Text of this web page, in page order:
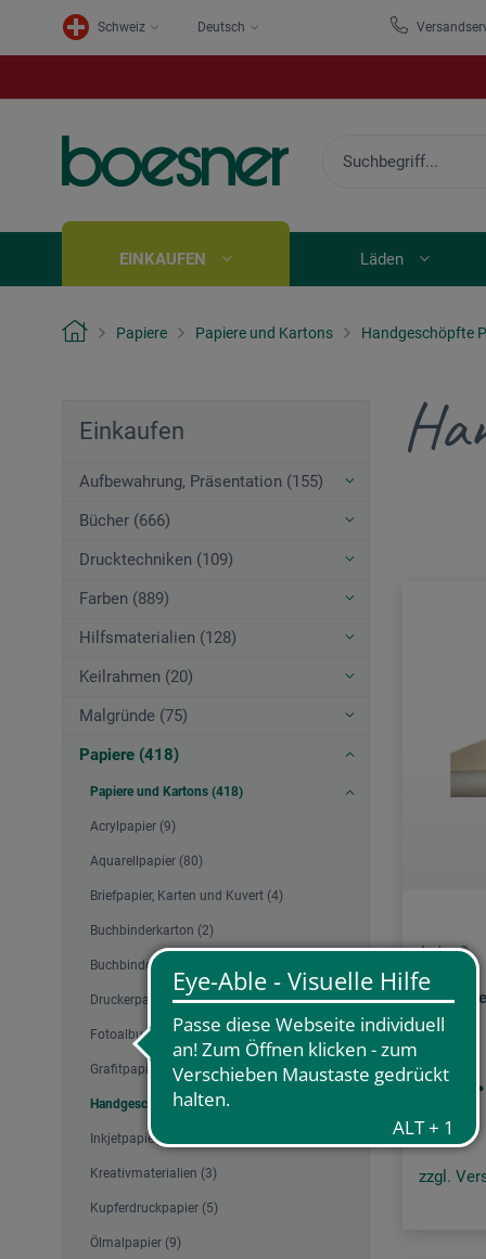
Schweiz Deutsch
EINKAUFEN Läden
Papiere Papiere und Kartons Handgeschöpfte
Einkaufen
Aufbewahrung, Präsentation (155)
Bücher (666)
Drucktechniken (109)
Farben (889)
Hilfsmaterialien (128)
Keilrahmen (20)
Malgründe (75)
Papiere (418)
Papiere und Kartons (418)
Acrylpapier (9)
Aquarellpapier (80)
Briefpapier, Karten und Kuvert (4)
Buchbinderkarton (2)
Buchbinderpapier (1)
Druckerpapier, Kopierpapier (1)
Fotoalbum (4)
Grafitpapier, Transferpapier (1)
Handgeschöpfte Papiere (23)
Inkjetpapier, Photopapier (10)
Kreativmaterialien (3)
Kupferdruckpapier (5)
Ölmalpapier (9)
Arches®
BFK-
ab
zzgl.